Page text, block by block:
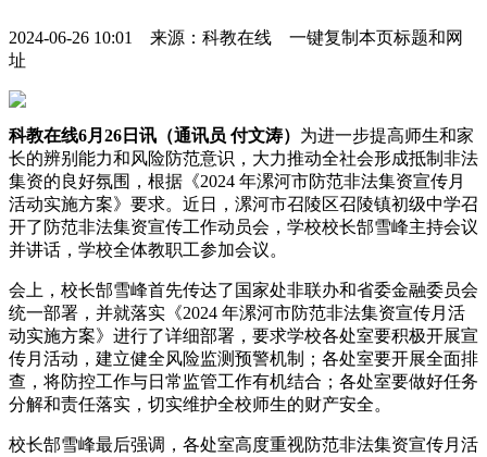
2024-06-26 10:01 来源：科教在线 一键复制本页标题和网
址
科教在线6月26日讯 （通讯员 付文涛） 为进一步提高师生和家
长的辨别能力和风险防范意识，大力推动全社会形成抵制非法
集资的良好氛围，根据《2024 年漯河市防范非法集资宣传月
活动实施方案》要求。近日，漯河市召陵区召陵镇初级中学召
开了防范非法集资宣传工作动员会，学校校长郜雪峰主持会议
并讲话，学校全体教职工参加会议。
会上，校长郜雪峰首先传达了国家处非联办和省委金融委员会
统一部署，并就落实《2024 年漯河市防范非法集资宣传月活
动实施方案》进行了详细部署，要求学校各处室要积极开展宣
传月活动，建立健全风险监测预警机制；各处室要开展全面排
查，将防控工作与日常监管工作有机结合；各处室要做好任务
分解和责任落实，切实维护全校师生的财产安全。
校长郜雪峰最后强调，各处室高度重视防范非法集资宣传月活